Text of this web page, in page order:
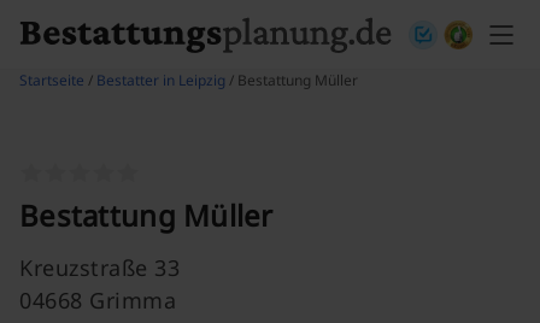
Startseite / Bestatter in Leipzig / Bestattung Müller
Bestattung Müller
Kreuzstraße 33
04668 Grimma